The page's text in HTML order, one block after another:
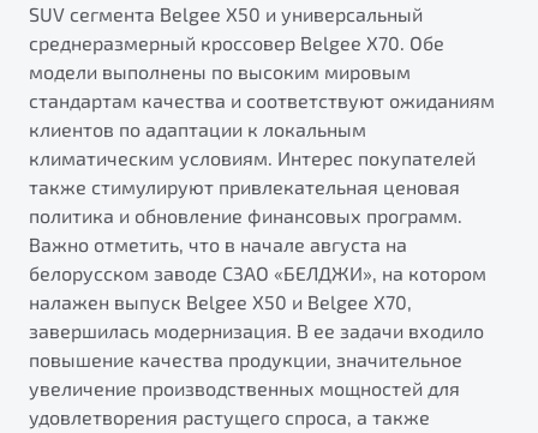
SUV сегмента Belgee X50 и универсальный
среднеразмерный кроссовер Belgee X70. Обе
модели выполнены по высоким мировым
стандартам качества и соответствуют ожиданиям
клиентов по адаптации к локальным
климатическим условиям. Интерес покупателей
также стимулируют привлекательная ценовая
политика и обновление финансовых программ.
Важно отметить, что в начале августа на
белорусском заводе СЗАО «БЕЛДЖИ», на котором
налажен выпуск Belgee X50 и Belgee X70,
завершилась модернизация. В ее задачи входило
повышение качества продукции, значительное
увеличение производственных мощностей для
удовлетворения растущего спроса, а также